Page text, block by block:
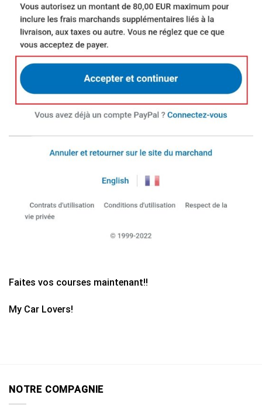
Faites vos courses maintenant!!
My Car Lovers!
NOTRE COMPAGNIE